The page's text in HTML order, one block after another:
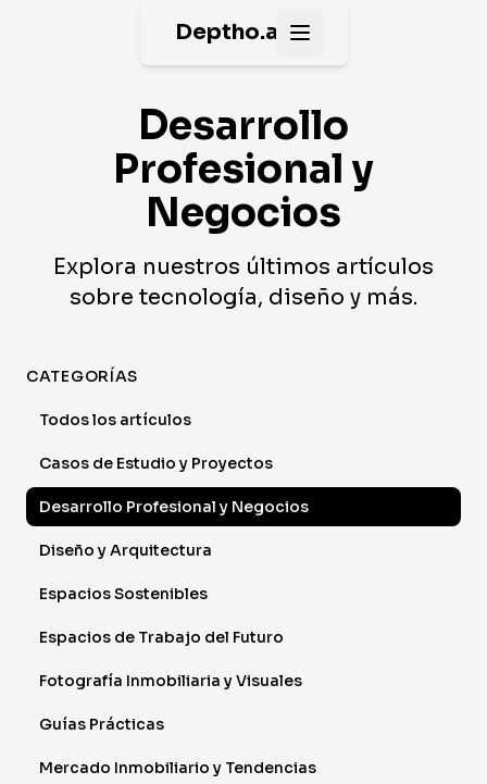
Deptho.ai Open main menu
Desarrollo
Profesional y
Negocios
Explora nuestros últimos artículos
sobre tecnología, diseño y más.
CATEGORÍAS
Todos los artículos
Casos de Estudio y Proyectos
Desarrollo Profesional y Negocios
Diseño y Arquitectura
Espacios Sostenibles
Espacios de Trabajo del Futuro
Fotografía Inmobiliaria y Visuales
Guías Prácticas
Mercado Inmobiliario y Tendencias